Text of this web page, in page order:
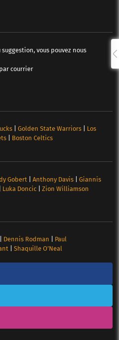
vous pouvez nous
courrier
| Golden State Warriors| Los
| Boston Celtics
Gobert Anthony Davis| Giannis
Luka Doncic| Zion Williamson
Dennis Rodman
Paul
| Shaquille O’Neal